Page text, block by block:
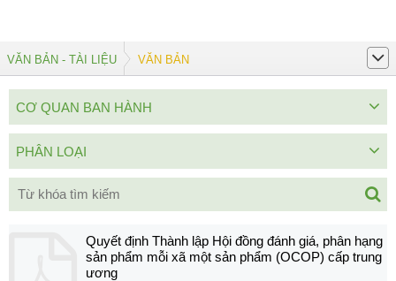
VĂN BẢN - TÀI LIỆU VĂN BẢN
CƠ QUAN BAN HÀNH
PHÂN LOẠI
Quyết định Thành lập Hội đồng đánh giá, phân hạng
sản phẩm mỗi xã một sản phẩm (OCOP) cấp trung
ương